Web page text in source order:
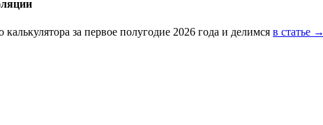
за первое полугодие 2026 года и делимся в статье →